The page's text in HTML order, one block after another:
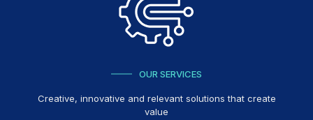
OUR SERVICES
Creative, innovative and relevant solutions that create
value